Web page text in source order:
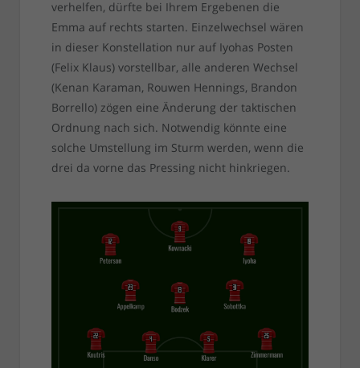
verhelfen, dürfte bei Ihrem Ergebenen die
Emma auf rechts starten. Einzelwechsel wären
in dieser Konstellation nur auf Iyohas Posten
(Felix Klaus) vorstellbar, alle anderen Wechsel
(Kenan Karaman, Rouwen Hennings, Brandon
Borrello) zögen eine Änderung der taktischen
Ordnung nach sich. Notwendig könnte eine
solche Umstellung im Sturm werden, wenn die
drei da vorne das Pressing nicht hinkriegen.